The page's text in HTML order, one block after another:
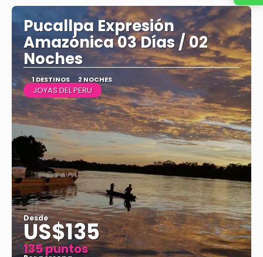
Pucallpa Expresión
Amazónica 03 Días / 02
Noches
1 DESTINOS 2 NOCHES
JOYAS DEL PERU
Desde
US$135
135 puntos